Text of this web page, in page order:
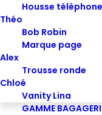
Housse téléphone
Théo
Bob Robin
Marque page
Alex
Trousse ronde
Chloé
Vanity Lina
GAMME